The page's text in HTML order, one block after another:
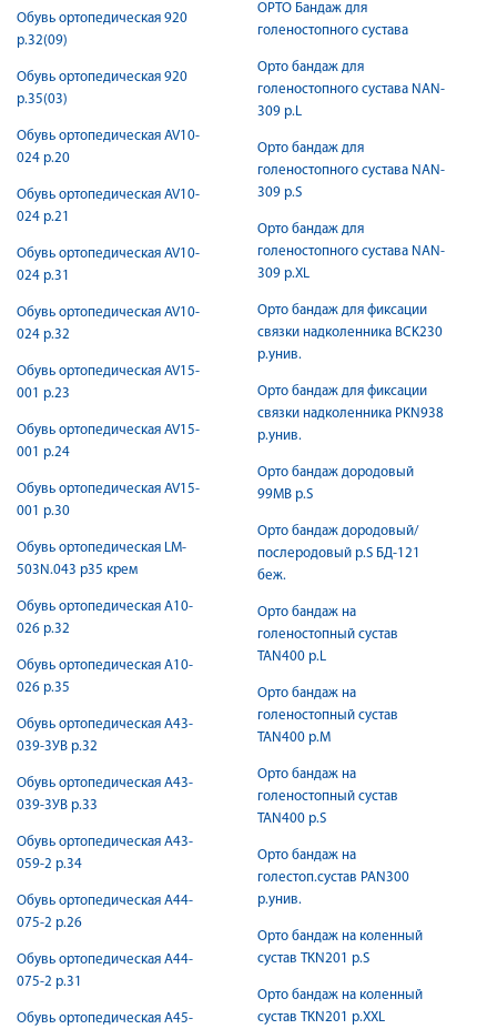
Обувь ортопедическая 920
р.32(09)
Обувь ортопедическая 920
р.35(03)
Обувь ортопедическая AV10-
024 р.20
Обувь ортопедическая AV10-
024 р.21
Обувь ортопедическая AV10-
024 р.31
Обувь ортопедическая AV10-
024 р.32
Обувь ортопедическая AV15-
001 р.23
Обувь ортопедическая AV15-
001 р.24
Обувь ортопедическая AV15-
001 р.30
Обувь ортопедическая LM-
503N.043 р35 крем
Обувь ортопедическая А10-
026 р.32
Обувь ортопедическая А10-
026 р.35
Обувь ортопедическая А43-
039-3УВ р.32
Обувь ортопедическая А43-
039-3УВ р.33
Обувь ортопедическая А43-
059-2 р.34
Обувь ортопедическая А44-
075-2 р.26
Обувь ортопедическая А44-
075-2 р.31
Обувь ортопедическая А45-
ОРТО Бандаж для
голеностопного сустава
Орто бандаж для
голеностопного сустава NAN-
309 р.L
Орто бандаж для
голеностопного сустава NAN-
309 р.S
Орто бандаж для
голеностопного сустава NAN-
309 р.XL
Орто бандаж для фиксации
связки надколенника BCK230
р.унив.
Орто бандаж для фиксации
связки надколенника PKN938
р.унив.
Орто бандаж дородовый
99МВ р.S
Орто бандаж дородовый/
послеродовый р.S БД-121
беж.
Орто бандаж на
голеностопный сустав
TAN400 р.L
Орто бандаж на
голеностопный сустав
TAN400 р.M
Орто бандаж на
голеностопный сустав
TAN400 р.S
Орто бандаж на
голестоп.сустав PAN300
р.унив.
Орто бандаж на коленный
сустав TKN201 р.S
Орто бандаж на коленный
сустав TKN201 р.XXL